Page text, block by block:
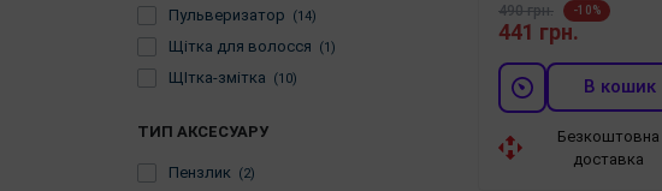
Пульверизатор (14)
Щітка для волосся (1)
ЩІтка-змітка (10)
ТИП АКСЕСУАРУ
Пензлик (2)
490 грн. -10%
441 грн.
В кошик
Безкоштовна
доставка